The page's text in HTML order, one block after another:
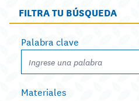
FILTRA TU BÚSQUEDA
Palabra clave
Materiales